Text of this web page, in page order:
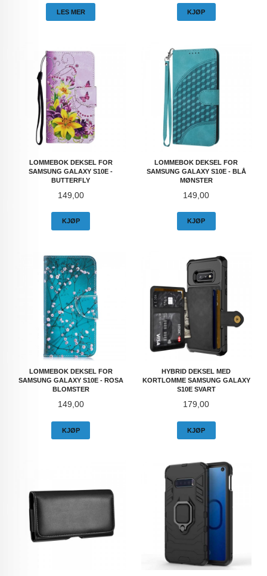
LES MER KJØP
LOMMEBOK DEKSEL FOR
SAMSUNG GALAXY S10E -
BUTTERFLY
Pris
149,00
KJØP
LOMMEBOK DEKSEL FOR
SAMSUNG GALAXY S10E - BLÅ
MØNSTER
Pris
149,00
KJØP
LOMMEBOK DEKSEL FOR
SAMSUNG GALAXY S10E - ROSA
BLOMSTER
Pris
149,00
KJØP
HYBRID DEKSEL MED
KORTLOMME SAMSUNG GALAXY
S10E SVART
Pris
179,00
KJØP